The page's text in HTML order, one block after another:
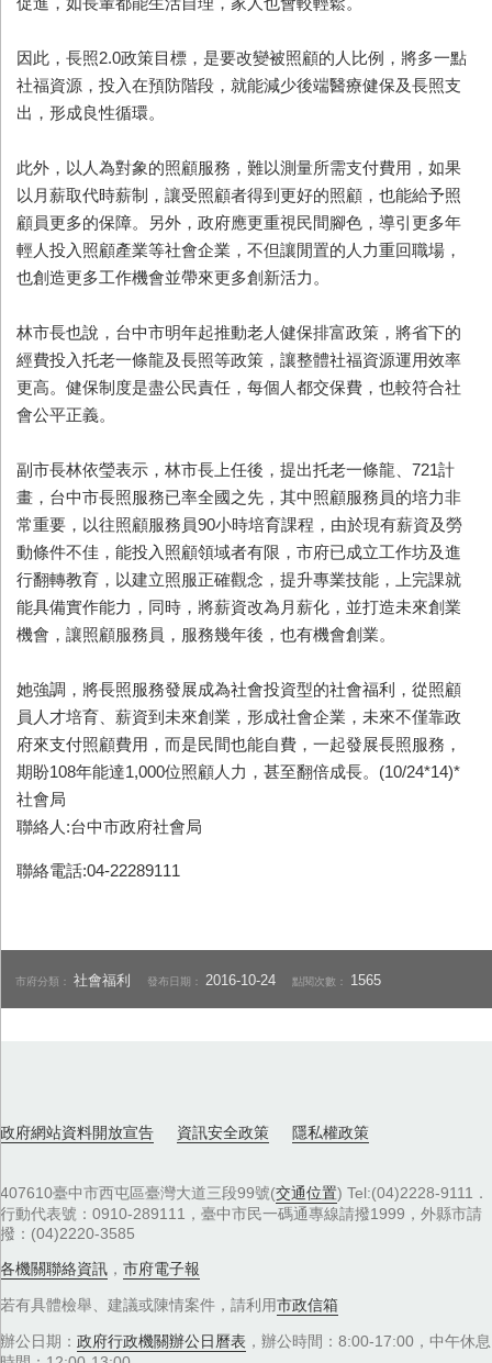
因此，長照2.0政策目標，是要改變被照顧的人比例，將多一點
社福資源，投入在預防階段，就能減少後端醫療健保及長照支
出，形成良性循環。
此外，以人為對象的照顧服務，難以測量所需支付費用，如果
以月薪取代時薪制，讓受照顧者得到更好的照顧，也能給予照
顧員更多的保障。另外，政府應更重視民間腳色，導引更多年
輕人投入照顧產業等社會企業，不但讓閒置的人力重回職場，
也創造更多工作機會並帶來更多創新活力。
林市長也說，台中市明年起推動老人健保排富政策，將省下的
經費投入托老一條龍及長照等政策，讓整體社福資源運用效率
更高。健保制度是盡公民責任，每個人都交保費，也較符合社
會公平正義。
副市長林依瑩表示，林市長上任後，提出托老一條龍、721計
畫，台中市長照服務已率全國之先，其中照顧服務員的培力非
常重要，以往照顧服務員90小時培育課程，由於現有薪資及勞
動條件不佳，能投入照顧領域者有限，市府已成立工作坊及進
行翻轉教育，以建立照服正確觀念，提升專業技能，上完課就
能具備實作能力，同時，將薪資改為月薪化，並打造未來創業
機會，讓照顧服務員，服務幾年後，也有機會創業。
她強調，將長照服務發展成為社會投資型的社會福利，從照顧
員人才培育、薪資到未來創業，形成社會企業，未來不僅靠政
府來支付照顧費用，而是民間也能自費，一起發展長照服務，
期盼108年能達1,000位照顧人力，甚至翻倍成長。(10/24*14)*
社會局
聯絡人:台中市政府社會局
聯絡電話:04-22289111
市府分類：社會福利 發布日期： 2016-10-24 點閱次數： 1565
政府網站資料開放宣告 資訊安全政策 隱私權政策
407610臺中市西屯區臺灣大道三段99號(交通位置) Tel:(04)2228-9111．
行動代表號：0910-289111，臺中市民一碼通專線請撥1999，外縣市請
撥：(04)2220-3585
各機關聯絡資訊 ， 市府電子報
若有具體檢舉、建議或陳情案件，請利用市政信箱
辦公日期： 政府行政機關辦公日曆表 ，辦公時間：8:00-17:00，中午休息